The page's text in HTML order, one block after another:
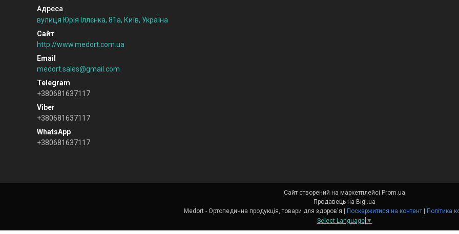
вулиця Юрія Іллєнка, 81а, Київ, Україна
http://www.medort.com.ua
medort.sales@gmail.com
+380681637117
+380681637117
+380681637117
Сайт створений на маркетплейсі Prom.ua
Продавець на Bigl.ua
Поскаржитися на контент
Політика
Select Language ▼